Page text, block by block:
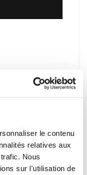
le contenu
relatives aux
Nous
sur l'utilisation de